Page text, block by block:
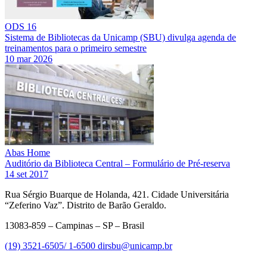
ODS 16
Sistema de Bibliotecas da Unicamp (SBU) divulga agenda de
treinamentos para o primeiro semestre
10 mar 2026
Abas Home
Auditório da Biblioteca Central – Formulário de Pré-reserva
14 set 2017
Rua Sérgio Buarque de Holanda, 421. Cidade Universitária
“Zeferino Vaz”. Distrito de Barão Geraldo.
13083-859 – Campinas – SP – Brasil
(19) 3521-6505/ 1-6500 dirsbu@unicamp.br